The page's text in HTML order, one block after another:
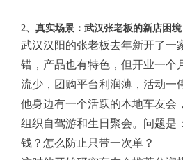
2、真实场景：武汉张老板的新店困境
武汉汉阳的张老板去年新开了一
错，产品也有特色，但开业一个
流少，团购平台利润薄，活动一
他身边有一个活跃的本地车友会
组织自驾游和生日聚会。问题是
钱？怎么防止只带一次单？